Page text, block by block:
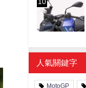
人氣關鍵字
MotoGP